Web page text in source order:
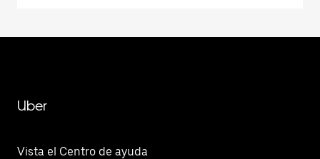
Uber
Vista el Centro de ayuda